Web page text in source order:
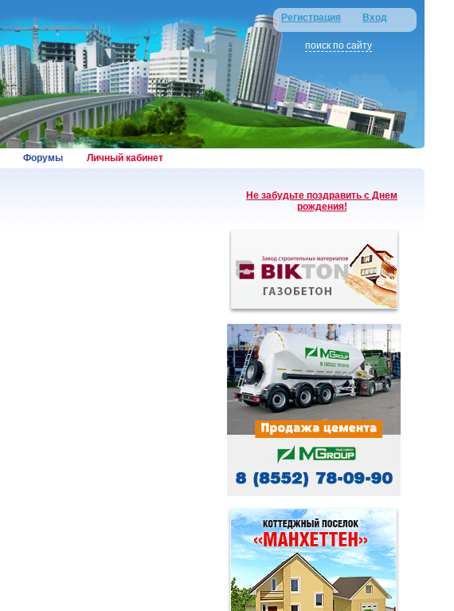
Регистрация Вход
поиск по сайту
Форумы Личный кабинет
Не забудьте поздравить с Днем
рождения!